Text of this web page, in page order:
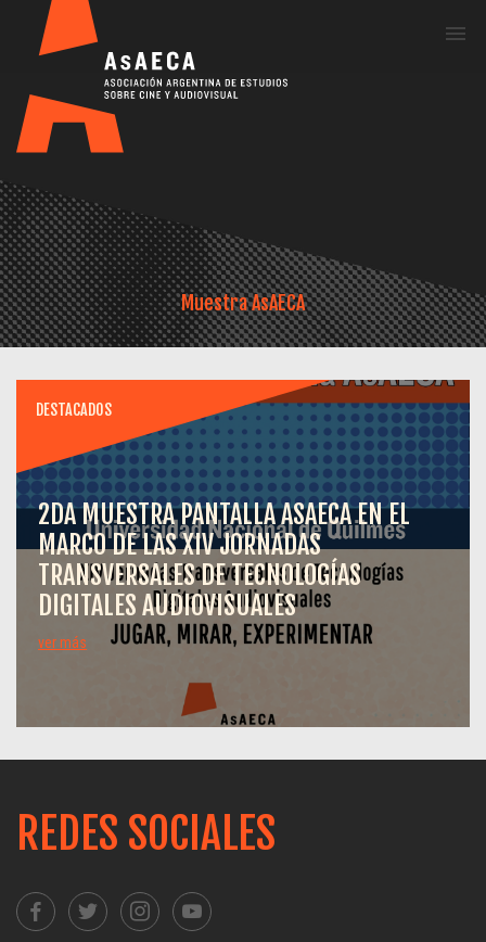
Muestra AsAECA
DESTACADOS
2DA MUESTRA PANTALLA ASAECA EN EL
MARCO DE LAS XIV JORNADAS
TRANSVERSALES DE TECNOLOGÍAS
DIGITALES AUDIOVISUALES
ver más
REDES SOCIALES